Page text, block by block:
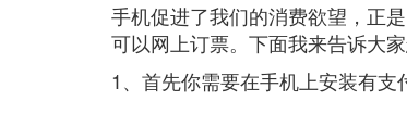
手机促进了我们的消费欲望，正
可以网上订票。下面我来告诉大
1、首先你需要在手机上安装有支